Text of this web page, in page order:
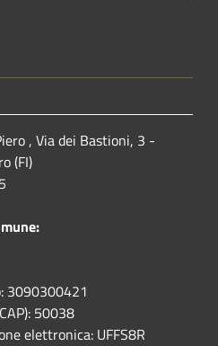
, Via dei Bastioni, 3 -
(FI)
3090300421
50038
elettronica: UFFS8R